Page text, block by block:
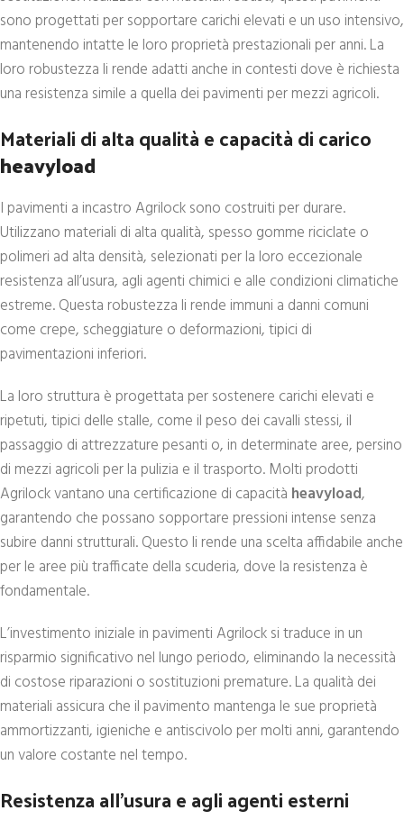
sono progettati per sopportare carichi elevati e un uso intensivo,
mantenendo intatte le loro proprietà prestazionali per anni. La
loro robustezza li rende adatti anche in contesti dove è richiesta
una resistenza simile a quella dei pavimenti per mezzi agricoli.
Materiali di alta qualità e capacità di carico
heavyload
I pavimenti a incastro Agrilock sono costruiti per durare.
Utilizzano materiali di alta qualità, spesso gomme riciclate o
polimeri ad alta densità, selezionati per la loro eccezionale
resistenza all’usura, agli agenti chimici e alle condizioni climatiche
estreme. Questa robustezza li rende immuni a danni comuni
come crepe, scheggiature o deformazioni, tipici di
pavimentazioni inferiori.
La loro struttura è progettata per sostenere carichi elevati e
ripetuti, tipici delle stalle, come il peso dei cavalli stessi, il
passaggio di attrezzature pesanti o, in determinate aree, persino
di mezzi agricoli per la pulizia e il trasporto. Molti prodotti
Agrilock vantano una certificazione di capacità heavyload,
garantendo che possano sopportare pressioni intense senza
subire danni strutturali. Questo li rende una scelta affidabile anche
per le aree più trafficate della scuderia, dove la resistenza è
fondamentale.
L’investimento iniziale in pavimenti Agrilock si traduce in un
risparmio significativo nel lungo periodo, eliminando la necessità
di costose riparazioni o sostituzioni premature. La qualità dei
materiali assicura che il pavimento mantenga le sue proprietà
ammortizzanti, igieniche e antiscivolo per molti anni, garantendo
un valore costante nel tempo.
Resistenza all’usura e agli agenti esterni